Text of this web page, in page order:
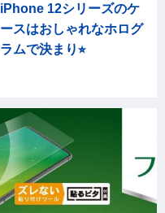
iPhone 12シリーズのケ
ースはおしゃれなホログ
ラムで決まり⭐︎